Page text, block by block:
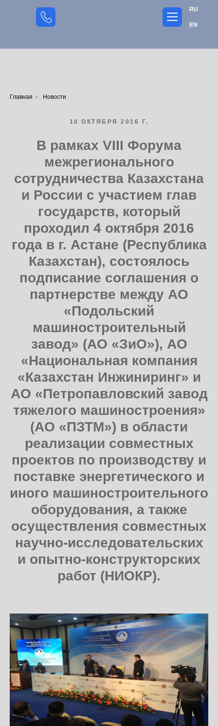
RU
EN
Главная » Новости
10 ОКТЯБРЯ 2016 Г.
В рамках VIII Форума
межрегионального
сотрудничества Казахстана
и России с участием глав
государств, который
проходил 4 октября 2016
года в г. Астане (Республика
Казахстан), состоялось
подписание соглашения о
партнерстве между АО
«Подольский
машиностроительный
завод» (АО «ЗиО»), АО
«Национальная компания
«Казахстан Инжиниринг» и
АО «Петропавловский завод
тяжелого машиностроения»
(АО «ПЗТМ») в области
реализации совместных
проектов по производству и
поставке энергетического и
иного машиностроительного
оборудования, а также
осуществления совместных
научно-исследовательских
и опытно-конструкторских
работ (НИОКР).